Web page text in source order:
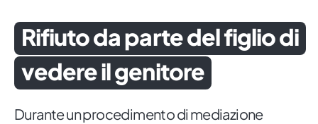
Rifiuto da parte del figlio di
vedere il genitore
Durante un procedimento di mediazione